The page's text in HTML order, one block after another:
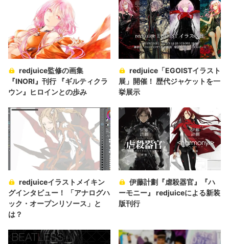
redjuice監修の画集
『INORI』刊行 『ギルティクラ
ウン』ヒロインとの歩み
redjuice「EGOISTイラスト
展」開催！ 歴代ジャケットを一
挙展示
redjuiceイラストメイキン
グインタビュー！ 「アナログハ
ック・オープンリソース」と
は？
伊藤計劃『虐殺器官』『ハ
ーモニー』 redjuiceによる新装
版刊行